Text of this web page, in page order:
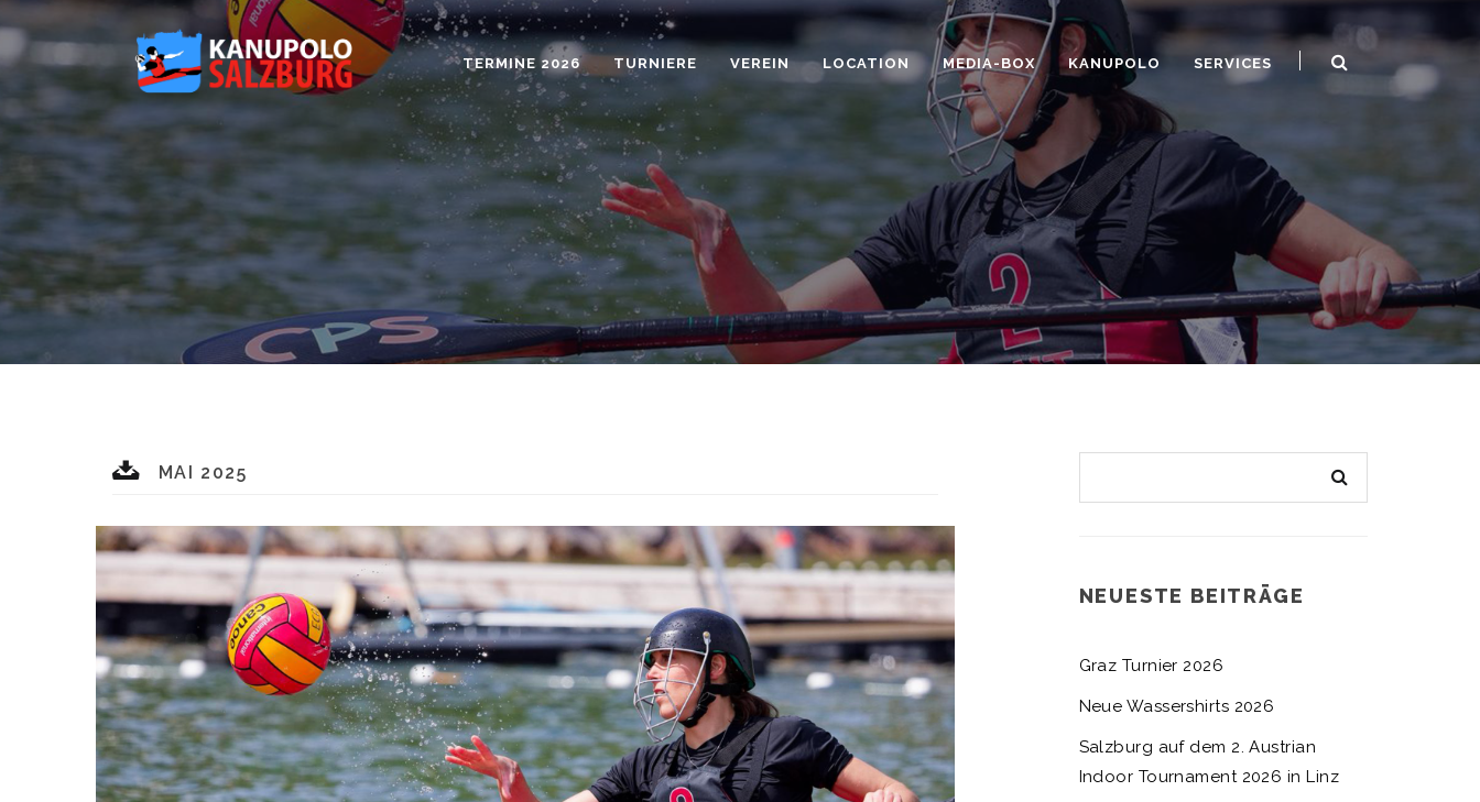
TERMINE 2026 TURNIERE VEREIN LOCATION MEDIA-BOX KANUPOLO SERVICES
MAI 2025
NEUESTE BEITRÄGE
Graz Turnier 2026
Neue Wassershirts 2026
Salzburg auf dem 2. Austrian
Indoor Tournament 2026 in Linz